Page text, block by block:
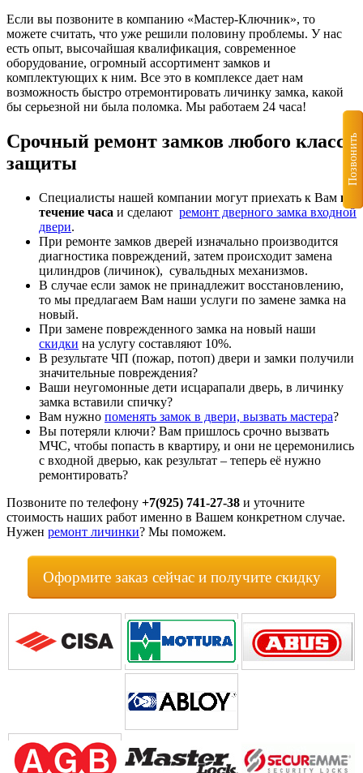
Если вы позвоните в компанию «Мастер-Ключник», то
можете считать, что уже решили половину проблемы. У нас
есть опыт, высочайшая квалификация, современное
оборудование, огромный ассортимент замков и
комплектующих к ним. Все это в комплексе дает нам
возможность быстро отремонтировать личинку замка, какой
бы серьезной ни была поломка. Мы работаем 24 часа!
Срочный ремонт замков любого класса
защиты
Специалисты нашей компании могут приехать к Вам в
течение часа и сделают ремонт дверного замка входной
двери.
При ремонте замков дверей изначально производится
диагностика повреждений, затем происходит замена
цилиндров (личинок), сувальдных механизмов.
В случае если замок не принадлежит восстановлению,
то мы предлагаем Вам наши услуги по замене замка на
новый.
При замене поврежденного замка на новый наши
скидки на услугу составляют 10%.
В результате ЧП (пожар, потоп) двери и замки получили
значительные повреждения?
Ваши неугомонные дети иcцарапали дверь, в личинку
замка вставили спичку?
Вам нужно поменять замок в двери, вызвать мастера?
Вы потеряли ключи? Вам пришлось срочно вызвать
МЧС, чтобы попасть в квартиру, и они не церемонились
с входной дверью, как результат – теперь её нужно
ремонтировать?
Позвоните по телефону +7(925) 741-27-38 и уточните
стоимость наших работ именно в Вашем конкретном случае.
Нужен ремонт личинки? Мы поможем.
Позвонить
Оформите заказ сейчас и получите скидку